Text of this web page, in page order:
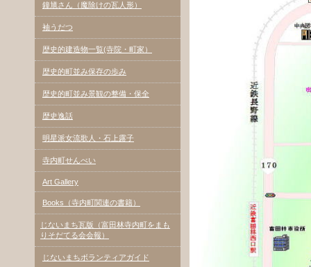
鐘馗さん（魔除けの瓦人形）
袖うだつ
歴史的建造物一覧(寺院・町家）
歴史的町並み保存の歩み
歴史的町並み景観の整備・保全
歴史逸話
明星派女流歌人・石上露子
寺内町せんべい
Art Gallery
Books（寺内町関連の書籍）
じないまち瓦版（富田林寺内町をまも
りそだてる会会報）
じないまちボランティアガイド